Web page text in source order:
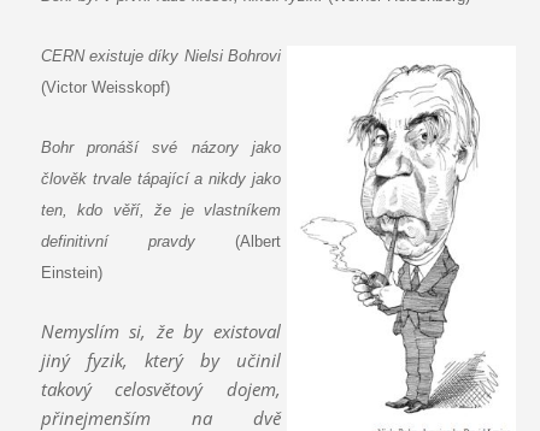
CERN existuje díky Nielsi Bohrovi
(Victor Weisskopf)
Bohr pronáší své názory jako
člověk trvale tápající a nikdy jako
ten, kdo věří, že je vlastníkem
definitivní pravdy(Albert
Einstein)
Nemyslím si, že by existoval
jiný fyzik, který by učinil
takový celosvětový dojem,
přinejmenším na dvě